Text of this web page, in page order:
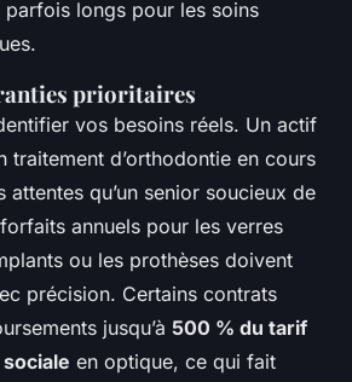
longs pour les soins
prioritaires
vos besoins réels. Un actif
traitement d’orthodontie en cours
attentes qu’un senior soucieux de
annuels pour les verres
ou les prothèses doivent
précision. Certains contrats
jusqu’à 500 % du tarif
en optique, ce qui fait